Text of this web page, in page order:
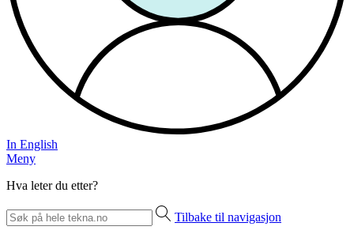
In English
Meny
Hva leter du etter?
Tilbake til navigasjon